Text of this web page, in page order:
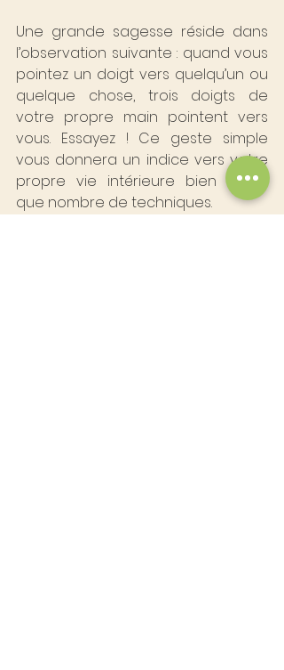
Une grande sagesse réside dans
l’observation suivante : quand vous
pointez un doigt vers quelqu’un ou
quelque chose, trois doigts de
votre propre main pointent vers
vous. Essayez ! Ce geste simple
vous donnera un indice vers votre
propre vie intérieure bien mieux
que nombre de techniques.